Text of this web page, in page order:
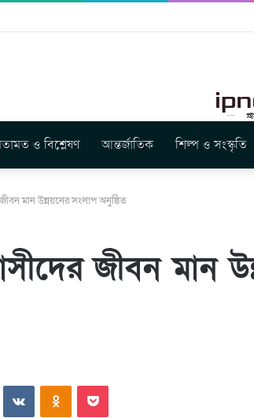
যাচ্ছে দি রাবুগার নতুন গান ‘Baljanggi’
ও বিশ্লেষণ আন্তর্জাতিক শিল্প ও সংস্কৃতি
মান উন্নয়নের সংলাপ অনুষ্ঠিত
জীবন মান